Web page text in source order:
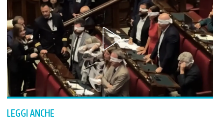
LEGGI ANCHE